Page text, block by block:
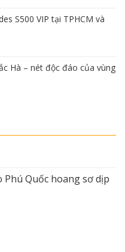
S500 VIP tại TPHCM và
Hà – nét độc đáo của vùng
Quốc hoang sơ dịp